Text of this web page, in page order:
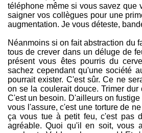
téléphone même si vous savez que
saigner vos collègues pour une
augmentation. Je vous déteste,
Néanmoins si on fait abstraction du
tous de crever dans un déluge de
présent vous êtes pourris du
sachez cependant qu'une société
pourrait exister. C'est sûr. Ce ne
on se la coulerait douce. Trimer dur
C'est un besoin. D'ailleurs on
vous l'assure, c'est une torture de
ça vous tue à petit feu, c'est pas
agréable. Quoi qu'il en soit, vous